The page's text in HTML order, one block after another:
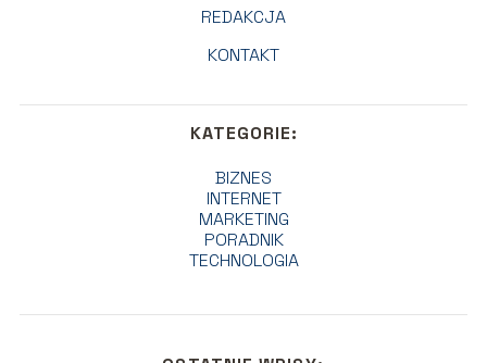
REDAKCJA
KONTAKT
KATEGORIE:
BIZNES
INTERNET
MARKETING
PORADNIK
TECHNOLOGIA